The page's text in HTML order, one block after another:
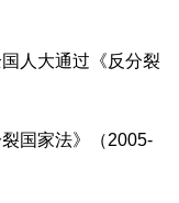
人大通过《反分裂
国家法》（2005-